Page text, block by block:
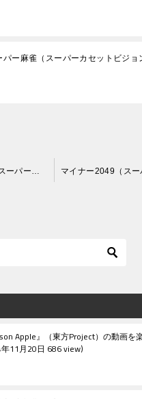
パー麻雀（スーパーカセットビジョ
Apple』（東方Project）の動画を
11月20日 686 view